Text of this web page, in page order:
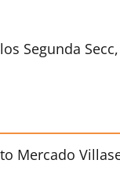
Segunda
Mercado